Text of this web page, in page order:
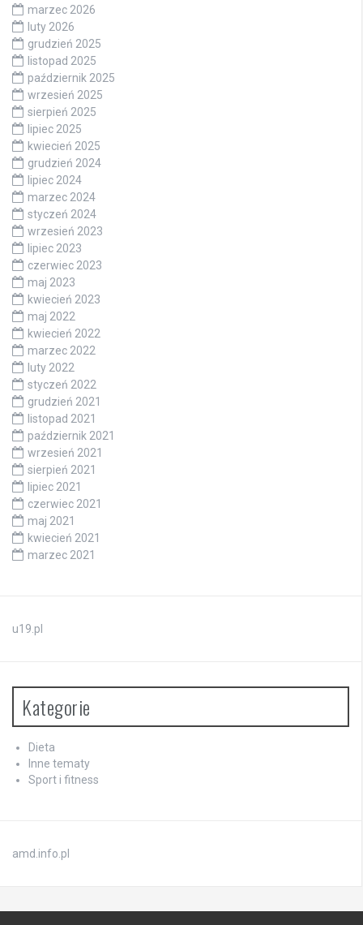
marzec 2026
luty 2026
grudzień 2025
listopad 2025
październik 2025
wrzesień 2025
sierpień 2025
lipiec 2025
kwiecień 2025
grudzień 2024
lipiec 2024
marzec 2024
styczeń 2024
wrzesień 2023
lipiec 2023
czerwiec 2023
maj 2023
kwiecień 2023
maj 2022
kwiecień 2022
marzec 2022
luty 2022
styczeń 2022
grudzień 2021
listopad 2021
październik 2021
wrzesień 2021
sierpień 2021
lipiec 2021
czerwiec 2021
maj 2021
kwiecień 2021
marzec 2021
u19.pl
Kategorie
Dieta
Inne tematy
Sport i fitness
amd.info.pl